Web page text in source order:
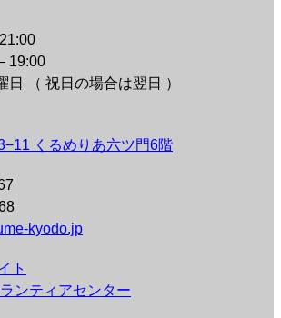
19:00
日 （ 祝日の場合は翌日 ）
くるめりあ六ツ門6階
kyodo.jp